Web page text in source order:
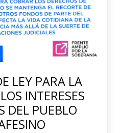
LEY PARA LA
INTERESES
DEL PUEBLO